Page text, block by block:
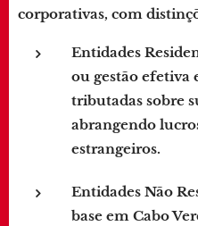
corporativas, com
Entidades
ou gestão efetiva
tributadas sobre
abrangendo
estrangeiros.
Entidades Não
base em Cabo